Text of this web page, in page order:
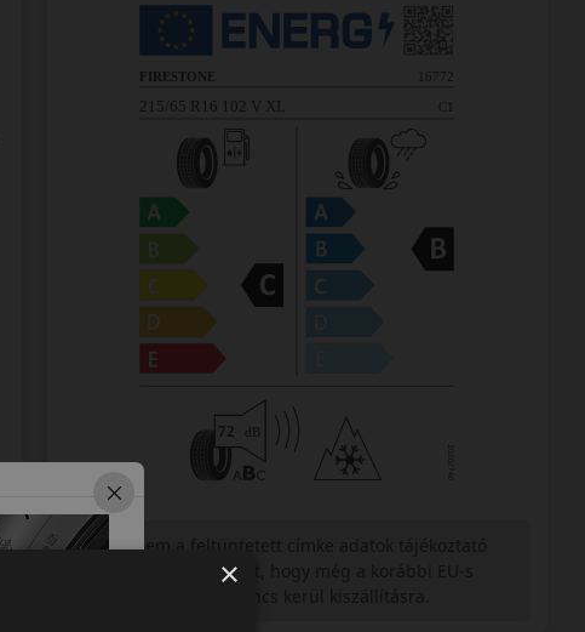
Figyelem a feltüntetett címke adatok tájékoztató
jellegűek. Előfordulhat, hogy még a korábbi EU-s
×